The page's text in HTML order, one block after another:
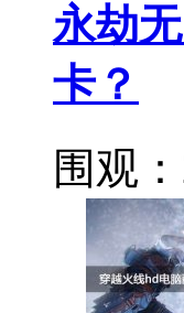
永劫
卡？
围观